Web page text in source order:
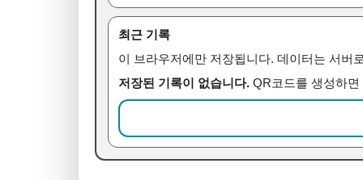
최근 기록
이 브라우저에만 저장됩니다. 데이터는 서버
저장된 기록이 없습니다. QR코드를 생성하